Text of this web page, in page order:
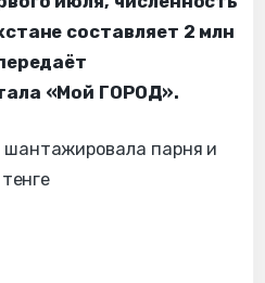
составляет 2 млн
«Мой ГОРОД».